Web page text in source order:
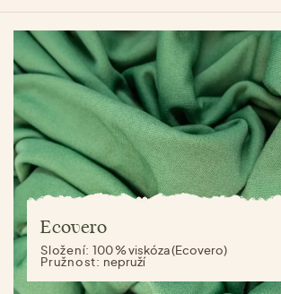
Ecovero
Složení:100 % viskóza (Ecovero)
Pružnost: nepruží